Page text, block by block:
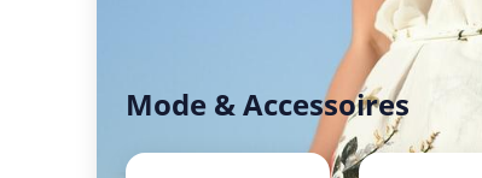
Mode & Accessoires